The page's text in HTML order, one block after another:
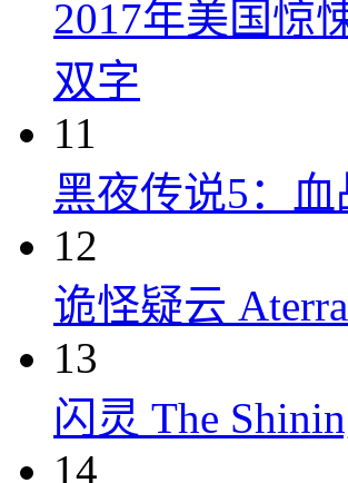
2017年美国惊
双字
11
黑夜传说5：血
12
诡怪疑云
13
闪灵 The
14